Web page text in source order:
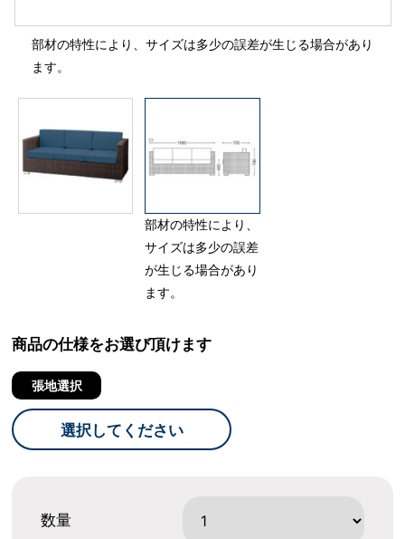
部材の特性により、サイズは多少の誤差が生じる場合があり
ます。
部材の特性により、
サイズは多少の誤差
が生じる場合があり
ます。
商品の仕様をお選び頂けます
張地選択
選択してください
数量